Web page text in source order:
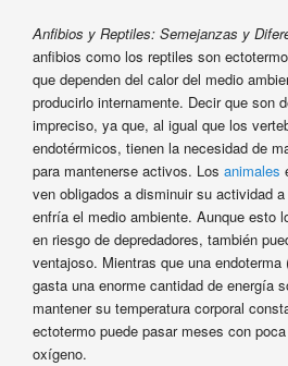
Anfibios y Reptiles: Semejanzas y
anfibios como los reptiles son
que dependen del calor del medio
producirlo internamente. Decir que son
impreciso, ya que, al igual que los
endotérmicos, tienen la necesidad de
para mantenerse activos. Los animales
ven obligados a disminuir su actividad
enfría el medio ambiente. Aunque esto
en riesgo de depredadores, también
ventajoso. Mientras que una endoterma
gasta una enorme cantidad de energía
mantener su temperatura corporal
ectotermo puede pasar meses con
oxígeno.